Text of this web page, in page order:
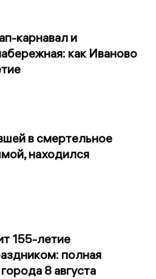
карнавал и
как Иваново
в смертельное
находился
155-летие
полная
8 августа